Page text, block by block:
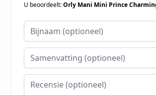
U beoordeelt:Orly Mani Mini Prince
Bijnaam
Samenvatting
Recensie